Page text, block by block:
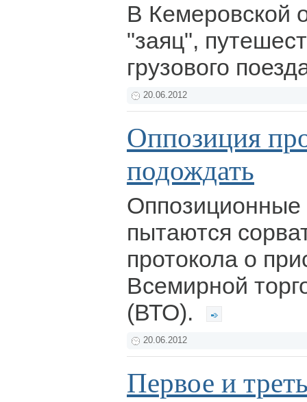
В Кемеровской
"заяц",
грузового
20.06.2012
Оппозиция
подождать
пытаются
протокола о
Всемирной
(ВТО).
20.06.2012
Первое и